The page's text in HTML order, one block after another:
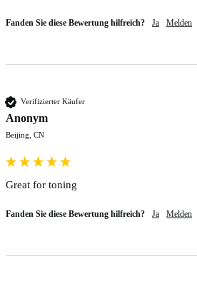
Fanden Sie diese Bewertung hilfreich? Ja Melden
Verifizierter Käufer
Anonym
Beijing, CN
Great for toning
Fanden Sie diese Bewertung hilfreich? Ja Melden